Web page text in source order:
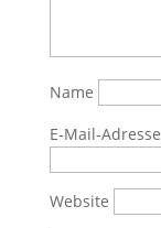
Name
E-Mail-Adresse
Website